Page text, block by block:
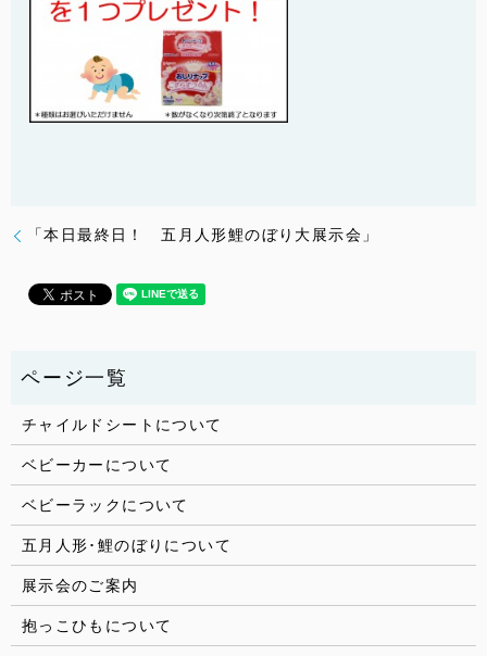
「本日最終日！ 五月人形鯉のぼり大展示会」
チャイルドシートについて
ベビーカーについて
ベビーラックについて
五月人形･鯉のぼりについて
展示会のご案内
抱っこひもについて